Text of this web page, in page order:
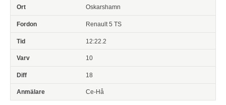
Oskarshamn
Renault 5 TS
12:22.2
10
18
Ce-Hå